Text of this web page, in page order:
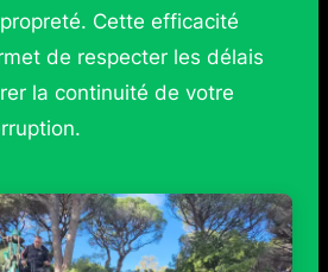
Cette efficacité
de respecter les délais
la continuité de votre